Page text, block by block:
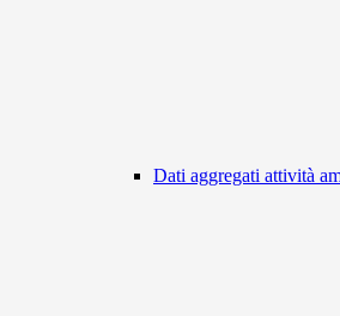
Dati aggregati attività